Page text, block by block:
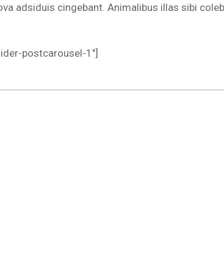
adsiduis cingebant. Animalibus illas sibi
postcarousel-1″]